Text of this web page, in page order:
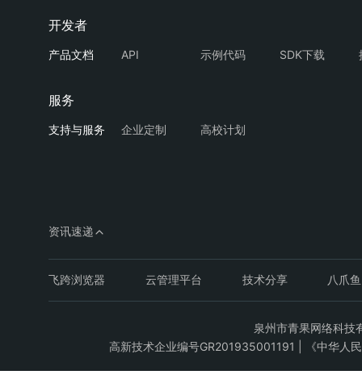
API 示例代码 SDK下载
企业定制 高校计划
资讯速递
飞跨浏览器 云管理平台 技术分享 八爪
泉州市青果网络科
高新技术企业编号GR201935001191 | 《中华人